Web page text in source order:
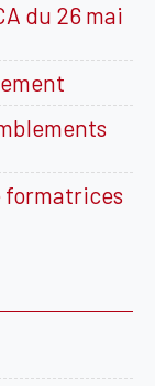
du 26 mai
formatrices